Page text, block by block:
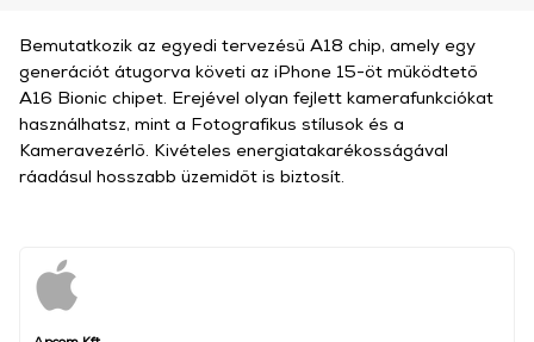
Bemutatkozik az egyedi tervezésű A18 chip, amely egy
generációt átugorva követi az iPhone 15-öt működtető
A16 Bionic chipet. Erejével olyan fejlett kamerafunkciókat
használhatsz, mint a Fotografikus stílusok és a
Kameravezérlő. Kivételes energiatakarékosságával
ráadásul hosszabb üzemidőt is biztosít.